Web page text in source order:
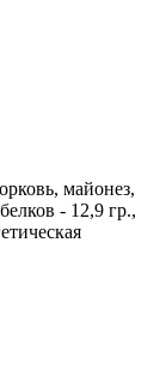
майонез,
- 12,9 гр.,